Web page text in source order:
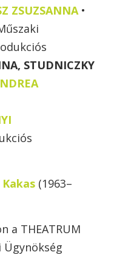
ZSUZSANNA •
STUDNICZKY
(1963–
a THEATRUM
Ügynökség